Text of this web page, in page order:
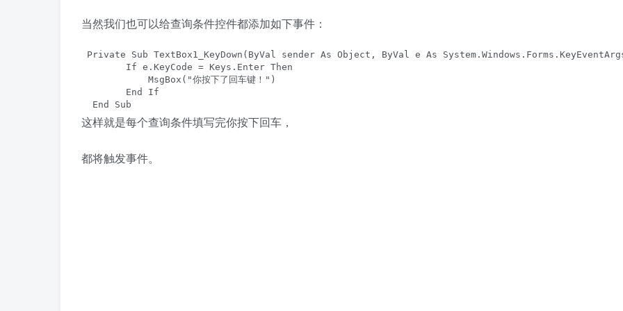
当然我们也可以给查询条件控件都添加如下事件：
Private Sub TextBox1_KeyDown(ByVal sender As Object, ByVal e As
If e.KeyCode = Keys.Enter Then
MsgBox("你按下了回车键！")
End If
End Sub
这样就是每个查询条件填写完你按下回车，
都将触发事件。